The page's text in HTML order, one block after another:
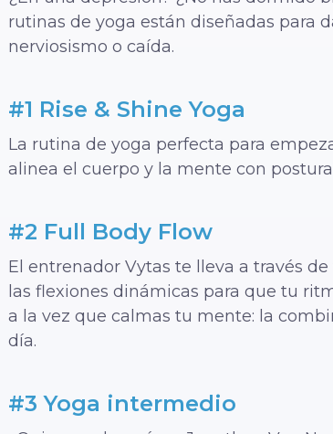
rutinas de yoga están diseñadas para
nerviosismo o caída.
#1 Rise & Shine Yoga
La rutina de yoga perfecta para
alinea el cuerpo y la mente con
#2 Full Body Flow
El entrenador Vytas te lleva a través
las flexiones dinámicas para que tu
a la vez que calmas tu mente: la
día.
#3 Yoga intermedio